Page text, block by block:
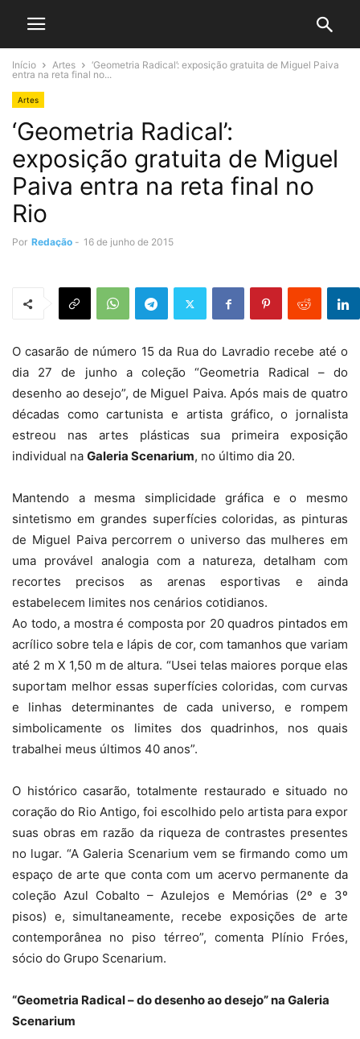
Início Artes
‘Geometria Radical’: exposição gratuita de Miguel Paiva
entra na reta final no...
Artes
‘Geometria Radical’:
exposição gratuita de Miguel
Paiva entra na reta final no
Rio
Por Redação - 16 de junho de 2015
O casarão de número 15 da Rua do Lavradio recebe até o
dia 27 de junho a coleção “Geometria Radical – do
desenho ao desejo”, de Miguel Paiva. Após mais de quatro
décadas como cartunista e artista gráfico, o jornalista
estreou nas artes plásticas sua primeira exposição
individual na Galeria Scenarium, no último dia 20.
Mantendo a mesma simplicidade gráfica e o mesmo
sintetismo em grandes superfícies coloridas, as pinturas
de Miguel Paiva percorrem o universo das mulheres em
uma provável analogia com a natureza, detalham com
recortes precisos as arenas esportivas e ainda
estabelecem limites nos cenários cotidianos.
Ao todo, a mostra é composta por 20 quadros pintados em
acrílico sobre tela e lápis de cor, com tamanhos que variam
até 2 m X 1,50 m de altura. “Usei telas maiores porque elas
suportam melhor essas superfícies coloridas, com curvas
e linhas determinantes de cada universo, e rompem
simbolicamente os limites dos quadrinhos, nos quais
trabalhei meus últimos 40 anos”.
O histórico casarão, totalmente restaurado e situado no
coração do Rio Antigo, foi escolhido pelo artista para expor
suas obras em razão da riqueza de contrastes presentes
no lugar. “A Galeria Scenarium vem se firmando como um
espaço de arte que conta com um acervo permanente da
coleção Azul Cobalto – Azulejos e Memórias (2º e 3º
pisos) e, simultaneamente, recebe exposições de arte
contemporânea no piso térreo”, comenta Plínio Fróes,
sócio do Grupo Scenarium.
“Geometria Radical – do desenho ao desejo” na Galeria
Scenarium